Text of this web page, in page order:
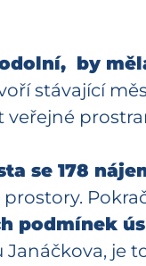
by
stávající
se 178
podmínek
je